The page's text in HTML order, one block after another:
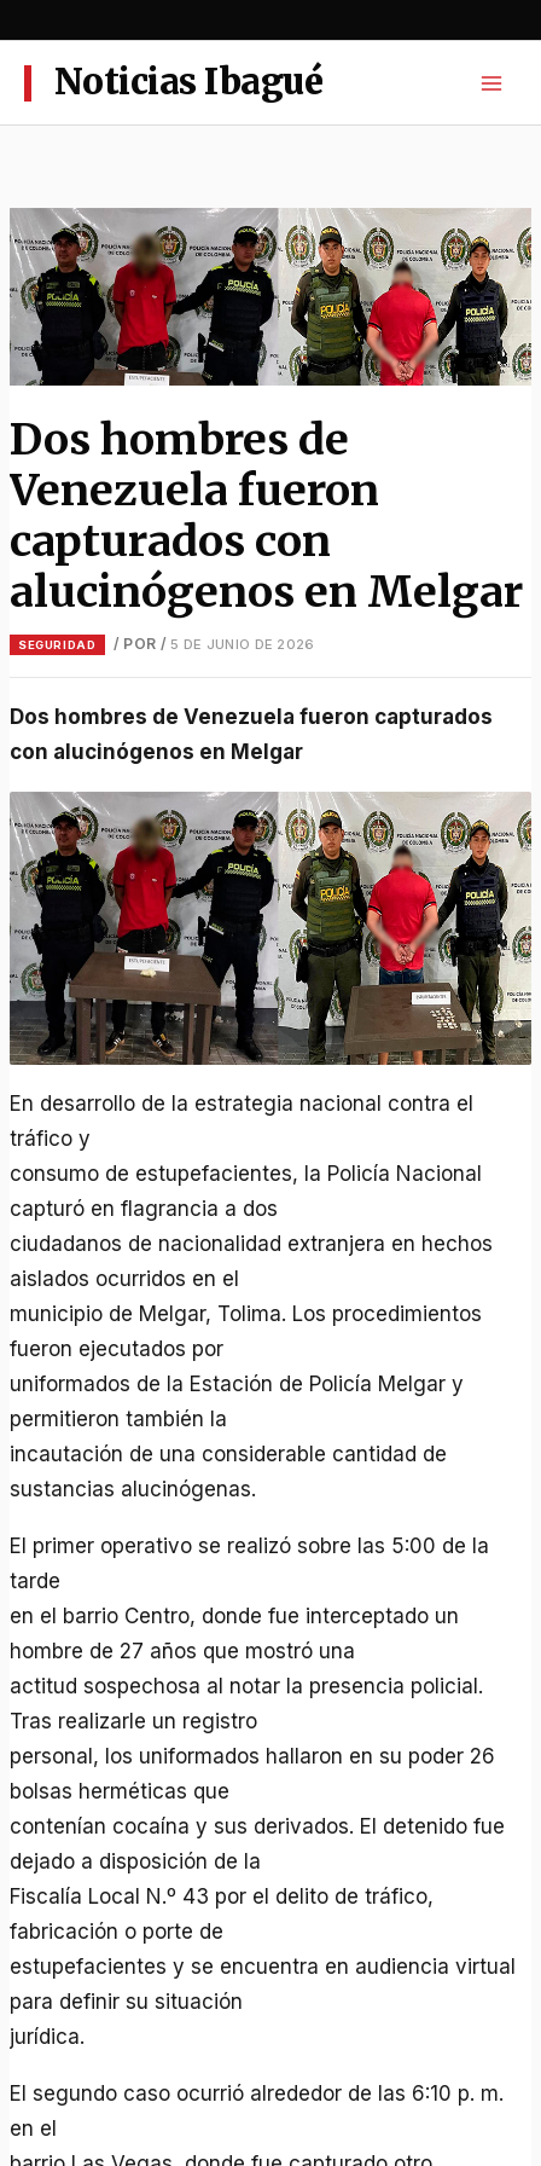
al
contenidoNoticias Ibagué
Dos hombres de
Venezuela fueron
capturados con
alucinógenos en Melgar
SEGURIDAD / POR /5 DE JUNIO DE 2026
Dos hombres de Venezuela fueron capturados
con alucinógenos en Melgar
En desarrollo de la estrategia nacional contra el
tráfico y
consumo de estupefacientes, la Policía Nacional
capturó en flagrancia a dos
ciudadanos de nacionalidad extranjera en hechos
aislados ocurridos en el
municipio de Melgar, Tolima. Los procedimientos
fueron ejecutados por
uniformados de la Estación de Policía Melgar y
permitieron también la
incautación de una considerable cantidad de
sustancias alucinógenas.
El primer operativo se realizó sobre las 5:00 de la
tarde
en el barrio Centro, donde fue interceptado un
hombre de 27 años que mostró una
actitud sospechosa al notar la presencia policial.
Tras realizarle un registro
personal, los uniformados hallaron en su poder 26
bolsas herméticas que
contenían cocaína y sus derivados. El detenido fue
dejado a disposición de la
Fiscalía Local N.º 43 por el delito de tráfico,
fabricación o porte de
estupefacientes y se encuentra en audiencia virtual
para definir su situación
jurídica.
El segundo caso ocurrió alrededor de las 6:10 p. m.
en el